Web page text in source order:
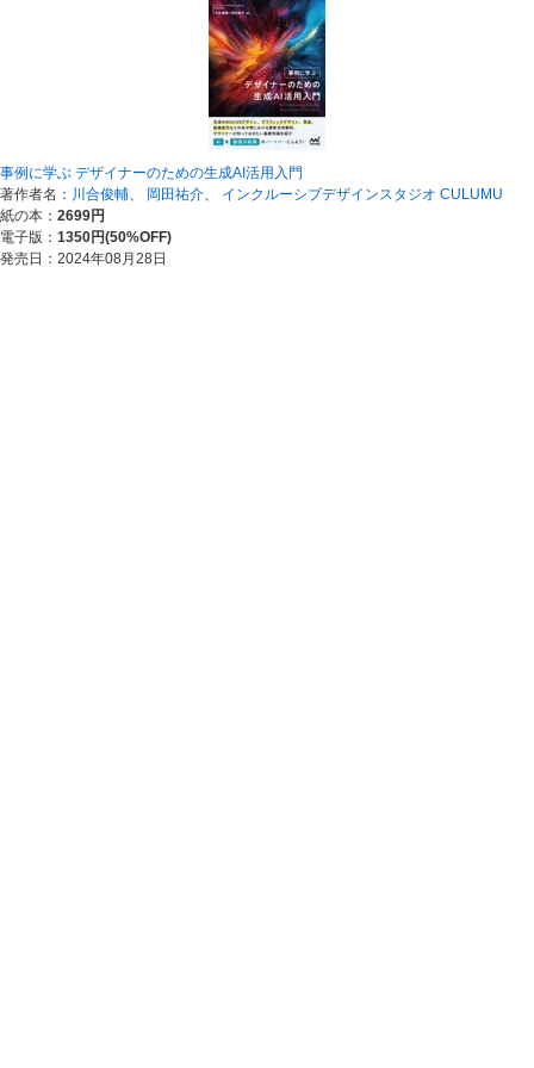
事例に学ぶ デザイナーのための生成AI活用入門
著作者名： 川合俊輔、 岡田祐介、 インクルーシブデザインスタジオ CULUMU
紙の本： 2699円
電子版： 1350円(50%OFF)
発売日：2024年08月28日